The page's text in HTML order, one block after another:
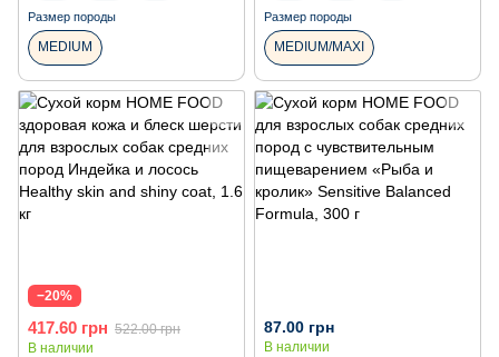
Размер породы
MEDIUM
Размер породы
MEDIUM/MAXI
−20%
417.60 грн 522.00 грн
В наличии
87.00 грн
В наличии